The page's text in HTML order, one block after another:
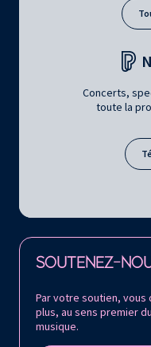
Concerts,
toute la
SOUTENEZ-
Par votre soutien, vous
plus, au sens premier
musique.
Retrouvez la Philharmonie